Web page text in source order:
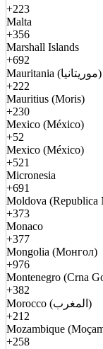
+223
Malta
+356
Marshall Islands
+692
Mauritania (موريتانيا)
+222
Mauritius (Moris)
+230
Mexico (México)
+52
Mexico (México)
+521
Micronesia
+691
Moldova (Republica
+373
Monaco
+377
Mongolia (Монгол)
+976
Montenegro (Crna
+382
Morocco (المغرب)
+212
Mozambique
+258